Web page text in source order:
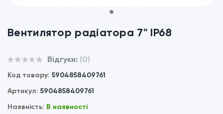
Вентилятор радіатора 7" IP68
Відгуки: (0)
Код товару: 5904858409761
Артикул: 5904858409761
Наявність: В наявності